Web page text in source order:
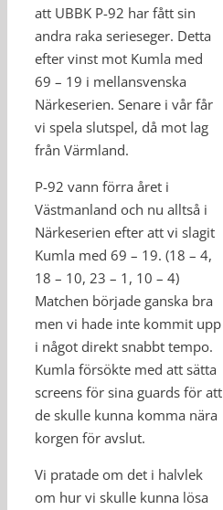
att UBBK P-92 har fått sin
andra raka serieseger. Detta
efter vinst mot Kumla med
69 – 19 i mellansvenska
Närkeserien. Senare i vår får
vi spela slutspel, då mot lag
från Värmland.
P-92 vann förra året i
Västmanland och nu alltså i
Närkeserien efter att vi slagit
Kumla med 69 – 19. (18 – 4,
18 – 10, 23 – 1, 10 – 4)
Matchen började ganska bra
men vi hade inte kommit upp
i något direkt snabbt tempo.
Kumla försökte med att sätta
screens för sina guards för att
de skulle kunna komma nära
korgen för avslut.
Vi pratade om det i halvlek
om hur vi skulle kunna lösa